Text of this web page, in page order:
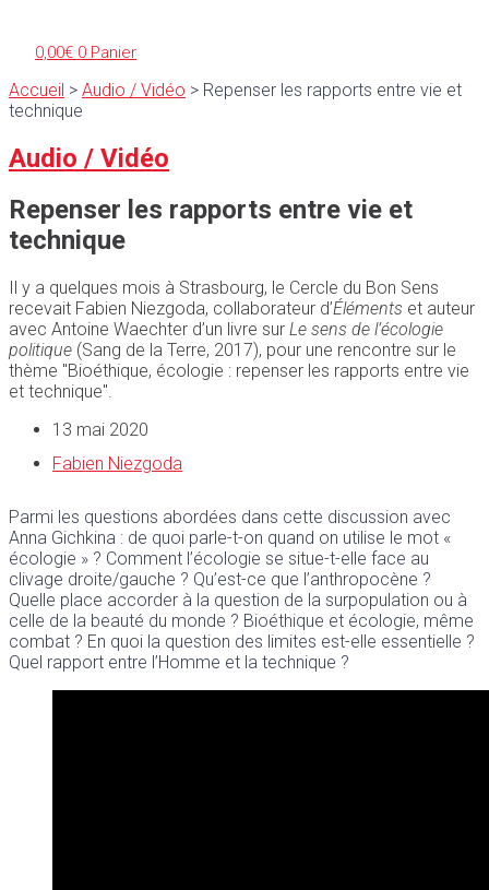
0,00€ 0 Panier
Accueil > Audio / Vidéo > Repenser les rapports entre vie et
technique
Audio / Vidéo
Repenser les rapports entre vie et
technique
Il y a quelques mois à Strasbourg, le Cercle du Bon Sens
recevait Fabien Niezgoda, collaborateur d’Éléments et auteur
avec Antoine Waechter d’un livre sur Le sens de l’écologie
politique (Sang de la Terre, 2017), pour une rencontre sur le
thème "Bioéthique, écologie : repenser les rapports entre vie
et technique".
13 mai 2020
Fabien Niezgoda
Parmi les questions abordées dans cette discussion avec
Anna Gichkina : de quoi parle-t-on quand on utilise le mot «
écologie » ? Comment l’écologie se situe-t-elle face au
clivage droite/gauche ? Qu’est-ce que l’anthropocène ?
Quelle place accorder à la question de la surpopulation ou à
celle de la beauté du monde ? Bioéthique et écologie, même
combat ? En quoi la question des limites est-elle essentielle ?
Quel rapport entre l’Homme et la technique ?